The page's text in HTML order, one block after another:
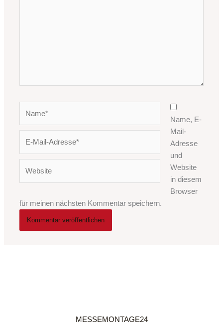
Adresse*
Name, E-
Mail-
Adresse
und
Website
in diesem
Browser
für meinen nächsten Kommentar speichern.
MESSEMONTAGE24